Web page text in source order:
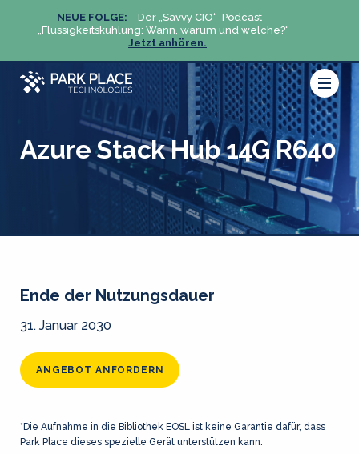
NEUE FOLGE:
Der „Savvy CIO“-Podcast –
„Flüssigkeitskühlung: Wann, warum und welche?“
Jetzt anhören.
Azure Stack Hub 14G R640
Ende der Nutzungsdauer
31. Januar 2030
ANGEBOT ANFORDERN
*Die Aufnahme in die Bibliothek EOSL ist keine Garantie dafür, dass
Park Place dieses spezielle Gerät unterstützen kann.